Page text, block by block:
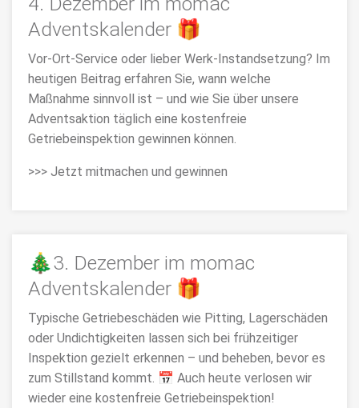
Adventskalender 🎁
Vor-Ort-Service oder lieber Werk-Instandsetzung? Im
heutigen Beitrag erfahren Sie, wann welche
Maßnahme sinnvoll ist – und wie Sie über unsere
Adventsaktion täglich eine kostenfreie
Getriebeinspektion gewinnen können.
>>> Jetzt mitmachen und gewinnen
🎄3. Dezember im momac
Adventskalender 🎁
Typische Getriebeschäden wie Pitting, Lagerschäden
oder Undichtigkeiten lassen sich bei frühzeitiger
Inspektion gezielt erkennen – und beheben, bevor es
zum Stillstand kommt. 📅 Auch heute verlosen wir
wieder eine kostenfreie Getriebeinspektion!